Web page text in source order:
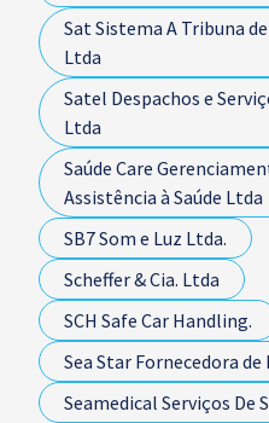
Sat Sistema A Tribuna
Ltda
Satel Despachos e
Ltda
Saúde Care
Assistência à Saúde Ltda
SB7 Som e Luz Ltda.
Scheffer & Cia. Ltda
SCH Safe Car Handling.
Sea Star Fornecedora de
Seamedical Serviços De